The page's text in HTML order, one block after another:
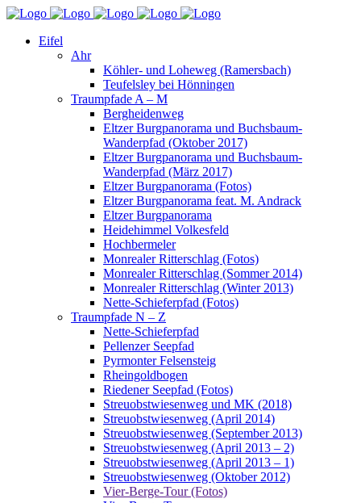
Eifel
Ahr
Köhler- und Loheweg (Ramersbach)
Teufelsley bei Hönningen
Traumpfade A – M
Bergheidenweg
Eltzer Burgpanorama und Buchsbaum-
Wanderpfad (Oktober 2017)
Eltzer Burgpanorama und Buchsbaum-
Wanderpfad (März 2017)
Eltzer Burgpanorama (Fotos)
Eltzer Burgpanorama feat. M. Andrack
Eltzer Burgpanorama
Heidehimmel Volkesfeld
Hochbermeler
Monrealer Ritterschlag (Fotos)
Monrealer Ritterschlag (Sommer 2014)
Monrealer Ritterschlag (Winter 2013)
Nette-Schieferpfad (Fotos)
Traumpfade N – Z
Nette-Schieferpfad
Pellenzer Seepfad
Pyrmonter Felsensteig
Rheingoldbogen
Riedener Seepfad (Fotos)
Streuobstwiesenweg und MK (2018)
Streuobstwiesenweg (April 2014)
Streuobstwiesenweg (September 2013)
Streuobstwiesenweg (April 2013 – 2)
Streuobstwiesenweg (April 2013 – 1)
Streuobstwiesenweg (Oktober 2012)
Vier-Berge-Tour (Fotos)